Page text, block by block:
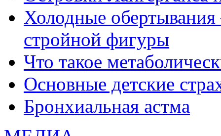
Холодные обертывания
стройной фигуры
Что такое
Основные детские
Бронхиальная астма